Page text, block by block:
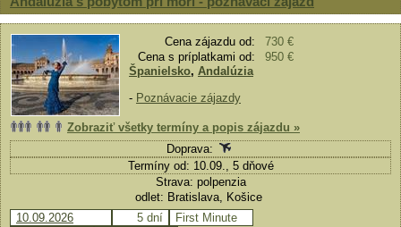
Cena zájazdu od:
730 €
Cena s príplatkami od:
950 €
Španielsko, Andalúzia
- Poznávacie zájazdy
Zobraziť všetky termíny a popis zájazdu »
Doprava:
Termíny od: 10.09., 5 dňové
Strava: polpenzia
odlet: Bratislava, Košice
10.09.2026
5 dní
First Minute